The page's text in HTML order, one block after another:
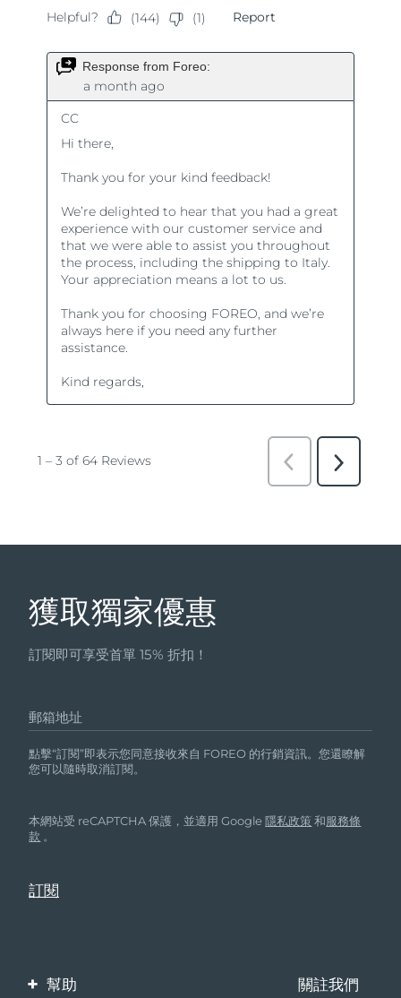
獲取獨家優惠
訂閱即可享受首單 15% 折扣！
郵箱地址
點擊“訂閱”即表示您同意接收來自 FOREO 的行銷資訊。您還瞭解
您可以隨時取消訂閱。
本網站受 reCAPTCHA 保護，並適用 Google隱私政策 和服務條
款 。
幫助 關註我們